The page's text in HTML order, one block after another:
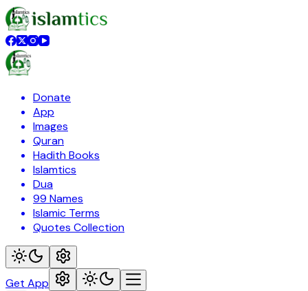
Donate
App
Images
Quran
Hadith Books
Islamtics
Dua
99 Names
Islamic Terms
Quotes Collection
Get App